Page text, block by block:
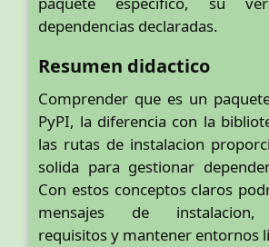
dependencias declaradas.
Resumen didactico
Comprender que es un
PyPI, la diferencia con la
las rutas de instalacion
solida para gestionar
Con estos conceptos claros
mensajes de instalacion,
requisitos y mantener entornos